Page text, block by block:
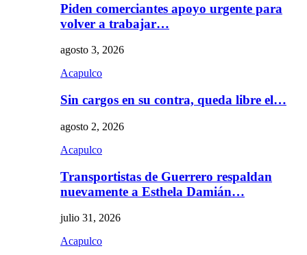
Piden comerciantes apoyo urgente para
volver a trabajar…
agosto 3, 2026
Acapulco
Sin cargos en su contra, queda libre el…
agosto 2, 2026
Acapulco
Transportistas de Guerrero respaldan
nuevamente a Esthela Damián…
julio 31, 2026
Acapulco